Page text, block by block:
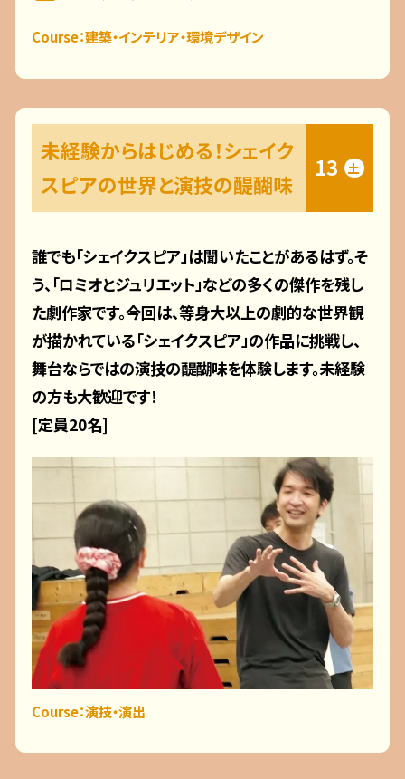
Course：建築・インテリア・環境デザイン
未経験からはじめる！シェイク
スピアの世界と演技の醍醐味
13 土
誰でも「シェイクスピア」は聞いたことがあるはず。そ
う、「ロミオとジュリエット」などの多くの傑作を残し
た劇作家です。今回は、等身大以上の劇的な世界観
が描かれている「シェイクスピア」の作品に挑戦し、
舞台ならではの演技の醍醐味を体験します。未経験
の方も大歓迎です！
[定員20名]
Course：演技・演出